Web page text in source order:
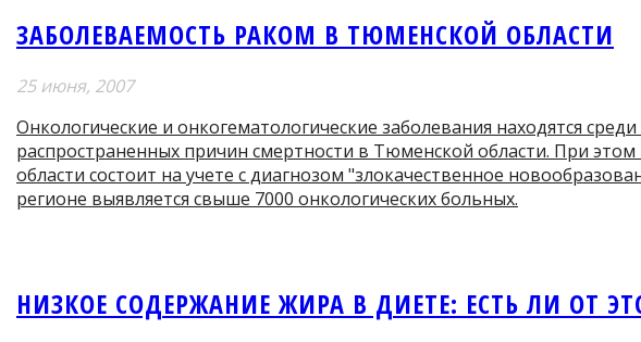
ЗАБОЛЕВАЕМОСТЬ РАКОМ В ТЮМЕНСКОЙ ОБЛАСТИ
25 июня, 2007
Онкологические и онкогематологические заболевания находятся
распространенных причин смертности в Тюменской области. При
области состоит на учете с диагнозом "злокачественное
регионе выявляется свыше 7000 онкологических больных.
НИЗКОЕ СОДЕРЖАНИЕ ЖИРА В ДИЕТЕ: ЕСТЬ ЛИ ОТ